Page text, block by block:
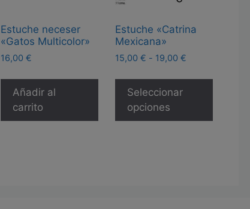
Estuche neceser
«Gatos Multicolor»
16,00 €
Añadir al
carrito
Estuche «Catrina
Mexicana»
15,00 € - 19,00 €Rango
precios:
hasta
Seleccionar
opciones
múltiples